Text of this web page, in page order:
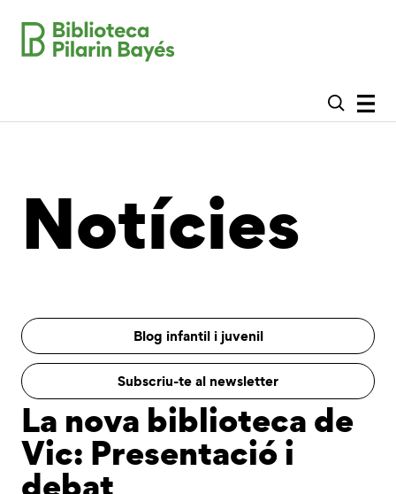
Notícies
Blog infantil i juvenil
Subscriu-te al newsletter
La nova biblioteca de
Vic: Presentació i